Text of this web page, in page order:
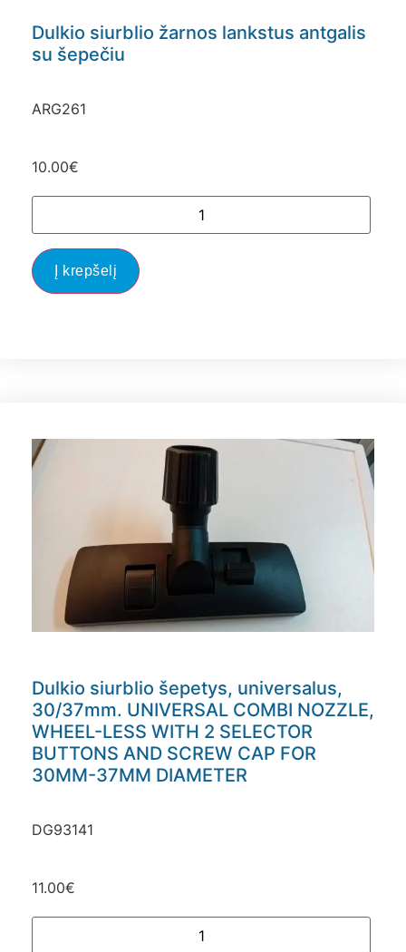
Dulkio siurblio žarnos lankstus antgalis
su šepečiu
ARG261
10.00€
Į krepšelį
Dulkio siurblio šepetys, universalus,
30/37mm. UNIVERSAL COMBI NOZZLE,
WHEEL-LESS WITH 2 SELECTOR
BUTTONS AND SCREW CAP FOR
30MM-37MM DIAMETER
DG93141
11.00€